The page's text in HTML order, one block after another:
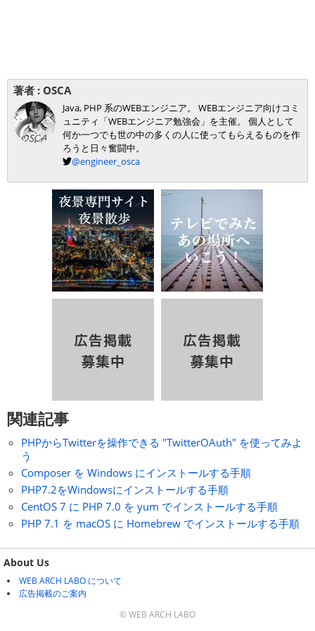
著者 : OSCA
Java, PHP 系のWEBエンジニア。 WEBエンジニア向けコミ
ュニティ「WEBエンジニア勉強会」を主催。 個人として
何か一つでも世の中の多くの人に使ってもらえるものを作
ろうと日々奮闘中。
@engineer_osca
関連記事
PHPからTwitterを操作できる "TwitterOAuth" を使ってみよ
う
Composer を Windows にインストールする手順
PHP7.2をWindowsにインストールする手順
CentOS 7 に PHP 7.0 を yum でインストールする手順
PHP 7.1 を macOS に Homebrew でインストールする手順
About Us
WEB ARCH LABO について
広告掲載のご案内
© WEB ARCH LABO